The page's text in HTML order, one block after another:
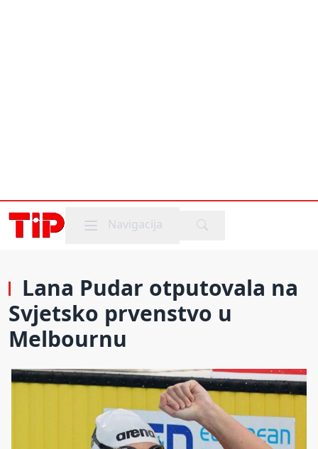
Mobile menu
Navigacija
Lana Pudar otputovala na
Svjetsko prvenstvo u
Melbournu